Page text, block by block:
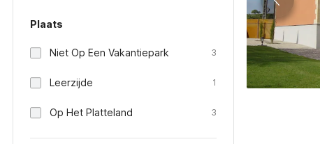
Plaats
Niet Op Een Vakantiepark 3
Leerzijde 1
Op Het Platteland 3